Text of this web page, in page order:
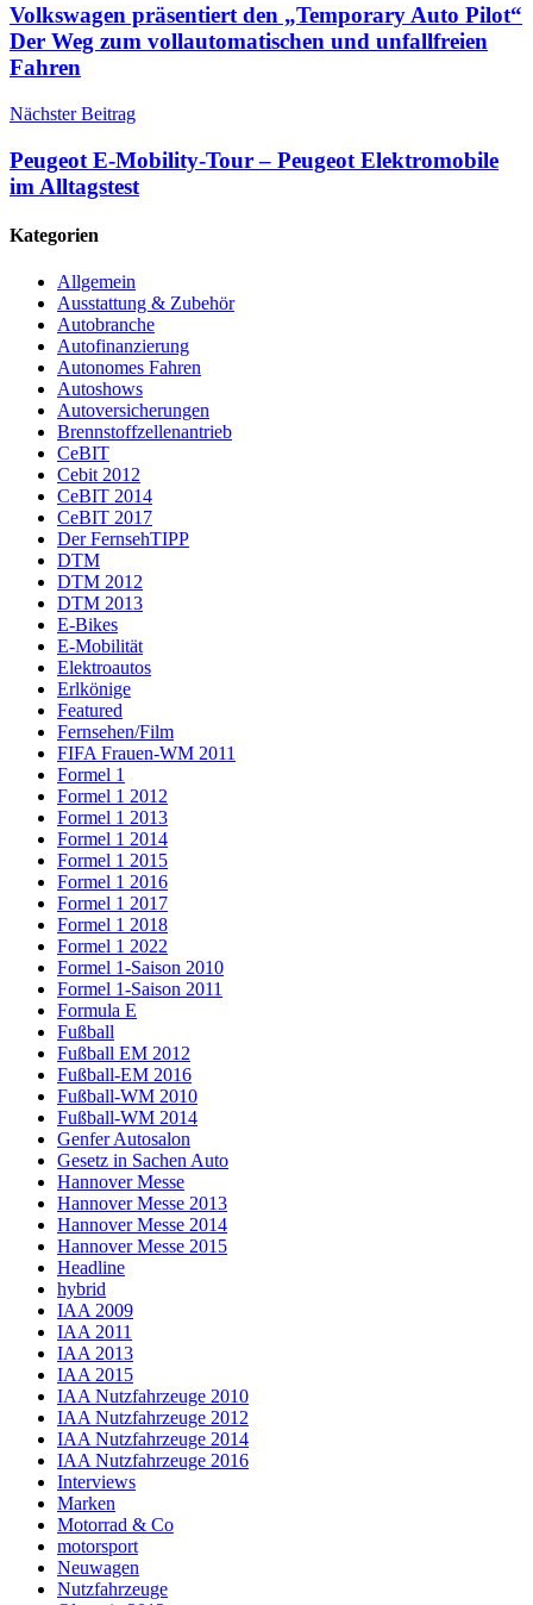
Volkswagen präsentiert den „Temporary Auto Pilot“
Der Weg zum vollautomatischen und unfallfreien
Fahren
Nächster Beitrag
Peugeot E-Mobility-Tour – Peugeot Elektromobile
im Alltagstest
Kategorien
Allgemein
Ausstattung & Zubehör
Autobranche
Autofinanzierung
Autonomes Fahren
Autoshows
Autoversicherungen
Brennstoffzellenantrieb
CeBIT
Cebit 2012
CeBIT 2014
CeBIT 2017
Der FernsehTIPP
DTM
DTM 2012
DTM 2013
E-Bikes
E-Mobilität
Elektroautos
Erlkönige
Featured
Fernsehen/Film
FIFA Frauen-WM 2011
Formel 1
Formel 1 2012
Formel 1 2013
Formel 1 2014
Formel 1 2015
Formel 1 2016
Formel 1 2017
Formel 1 2018
Formel 1 2022
Formel 1-Saison 2010
Formel 1-Saison 2011
Formula E
Fußball
Fußball EM 2012
Fußball-EM 2016
Fußball-WM 2010
Fußball-WM 2014
Genfer Autosalon
Gesetz in Sachen Auto
Hannover Messe
Hannover Messe 2013
Hannover Messe 2014
Hannover Messe 2015
Headline
hybrid
IAA 2009
IAA 2011
IAA 2013
IAA 2015
IAA Nutzfahrzeuge 2010
IAA Nutzfahrzeuge 2012
IAA Nutzfahrzeuge 2014
IAA Nutzfahrzeuge 2016
Interviews
Marken
Motorrad & Co
motorsport
Neuwagen
Nutzfahrzeuge